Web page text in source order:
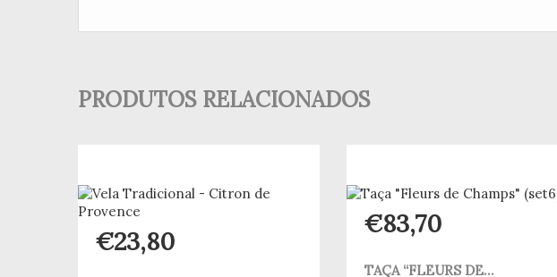
PRODUTOS RELACIONADOS
€23,80
€83,70
TAÇA “FLEURS DE...